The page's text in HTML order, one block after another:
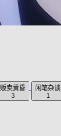
贩卖黄昏
3
闲笔杂谈
1